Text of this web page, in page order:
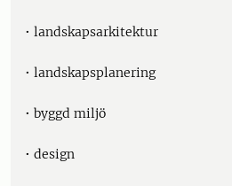
• landskapsarkitektur
• landskapsplanering
• byggd miljö
• design